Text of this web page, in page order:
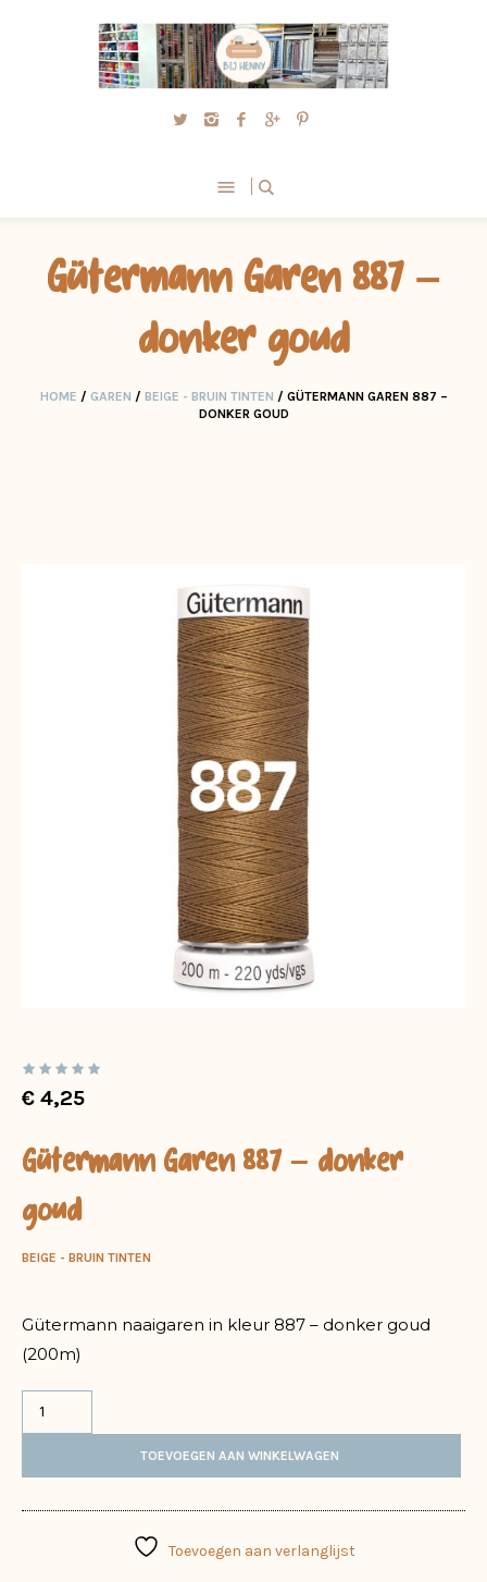
Gütermann Garen 887 –
donker goud
HOME / GAREN / BEIGE - BRUIN TINTEN / GÜTERMANN GAREN 887 –
DONKER GOUD
€ 4,25
Gütermann Garen 887 – donker
goud
BEIGE - BRUIN TINTEN
Gütermann naaigaren in kleur 887 – donker goud
(200m)
TOEVOEGEN AAN WINKELWAGEN
Toevoegen aan verlanglijst